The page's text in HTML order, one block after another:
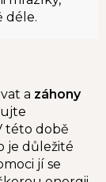
déle.
a záhony
této době
je důležité
jí se